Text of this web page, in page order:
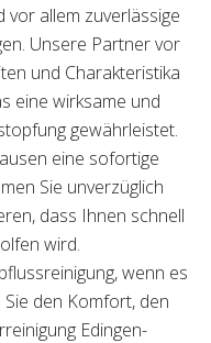
vor allem zuverlässige
Unsere Partner vor
und Charakteristika
eine wirksame und
gewährleistet.
eine sofortige
Sie unverzüglich
dass Ihnen schnell
wird.
wenn es
den Komfort, den
Edingen-